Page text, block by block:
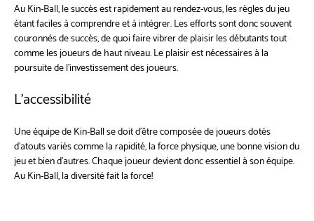
Au Kin-Ball, le succès est rapidement au rendez-vous, les règles du jeu
étant faciles à comprendre et à intégrer. Les efforts sont donc souvent
couronnés de succès, de quoi faire vibrer de plaisir les débutants tout
comme les joueurs de haut niveau. Le plaisir est nécessaires à la
poursuite de l’investissement des joueurs.
L'accessibilité
Une équipe de Kin-Ball se doit d’être composée de joueurs dotés
d’atouts variés comme la rapidité, la force physique, une bonne vision du
jeu et bien d'autres. Chaque joueur devient donc essentiel à son équipe.
Au Kin-Ball, la diversité fait la force!